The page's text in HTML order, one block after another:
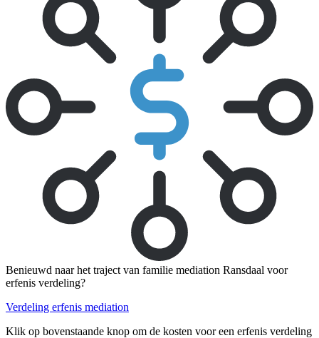
Benieuwd naar het traject van familie mediation Ransdaal voor
erfenis verdeling?
Verdeling erfenis mediation
Klik op bovenstaande knop om de kosten voor een erfenis verdeling